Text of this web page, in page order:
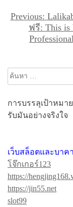
แ
น
เ
ง
Previous:
ฟรี: This is
ค้นหา
การบรรลุเป้าหมา
รับมันอย่างจริงใจ
เว็บสล็อตและบาค
โจ๊กเกอร์123
https://
https://jin55.net
slot99